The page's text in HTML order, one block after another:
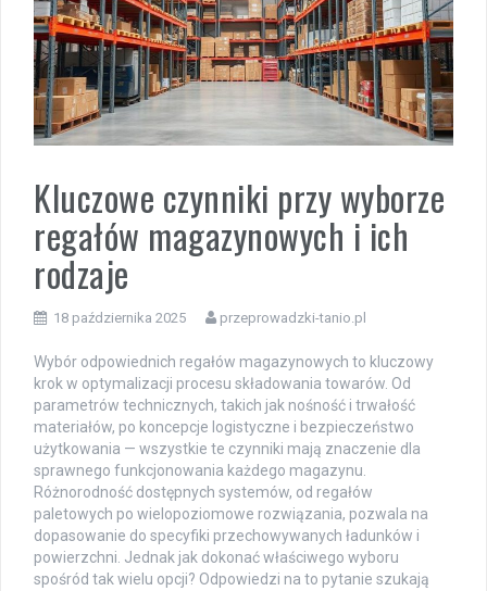
Kluczowe czynniki przy wyborze
regałów magazynowych i ich
rodzaje
18 października 2025 przeprowadzki-tanio.pl
Wybór odpowiednich regałów magazynowych to kluczowy
krok w optymalizacji procesu składowania towarów. Od
parametrów technicznych, takich jak nośność i trwałość
materiałów, po koncepcje logistyczne i bezpieczeństwo
użytkowania — wszystkie te czynniki mają znaczenie dla
sprawnego funkcjonowania każdego magazynu.
Różnorodność dostępnych systemów, od regałów
paletowych po wielopoziomowe rozwiązania, pozwala na
dopasowanie do specyfiki przechowywanych ładunków i
powierzchni. Jednak jak dokonać właściwego wyboru
spośród tak wielu opcji? Odpowiedzi na to pytanie szukają